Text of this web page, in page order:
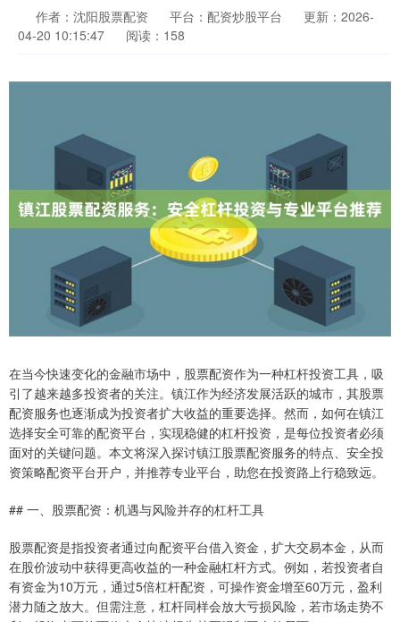
作者：沈阳股票配资 平台：配资炒股平台
更新：2026-
04-20 10:15:47
阅读：158
在当今快速变化的金融市场中，股票配资作为一种杠杆投资工具，吸
引了越来越多投资者的关注。镇江作为经济发展活跃的城市，其股票
配资服务也逐渐成为投资者扩大收益的重要选择。然而，如何在镇江
选择安全可靠的配资平台，实现稳健的杠杆投资，是每位投资者必须
面对的关键问题。本文将深入探讨镇江股票配资服务的特点、安全投
资策略配资平台开户，并推荐专业平台，助您在投资路上行稳致远。
## 一、股票配资：机遇与风险并存的杠杆工具
股票配资是指投资者通过向配资平台借入资金，扩大交易本金，从而
在股价波动中获得更高收益的一种金融杠杆方式。例如，若投资者自
有资金为10万元，通过5倍杠杆配资，可操作资金增至60万元，盈利
潜力随之放大。但需注意，杠杆同样会放大亏损风险，若市场走势不